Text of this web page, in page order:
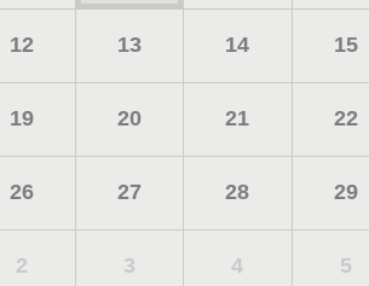
12 13 14 15
19 20 21 22
26 27 28 29
2 3 4 5